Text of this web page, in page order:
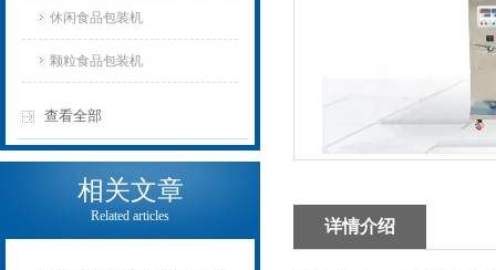
休闲食品包装机
颗粒食品包装机
查看全部
相关文章
Related articles
详情介绍